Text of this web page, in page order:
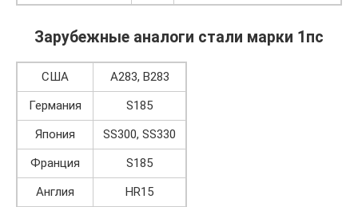
Зарубежные аналоги стали марки 1пс
США
A283, В283
Германия
S185
Япония
SS300, SS330
Франция
S185
Англия
HR15